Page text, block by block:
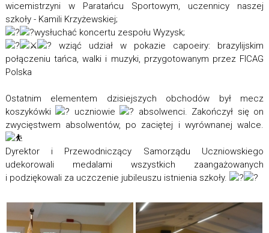
wicemistrzyni w Paratańcu Sportowym, uczennicy naszej
szkoły - Kamili Krzyżewskiej;
wysłuchać koncertu zespołu Wyzysk;
wziąć udział w pokazie capoeiry: brazylijskim
połączeniu tańca, walki i muzyki, przygotowanym przez FICAG
Polska
Ostatnim elementem dzisiejszych obchodów był mecz
koszykówki
uczniowie
absolwenci. Zakończył się on
zwycięstwem absolwentów, po zaciętej i wyrównanej walce.
Dyrektor i Przewodniczący Samorządu Uczniowskiego
udekorowali medalami wszystkich zaangażowanych
i podziękowali za uczczenie jubileuszu istnienia szkoły.